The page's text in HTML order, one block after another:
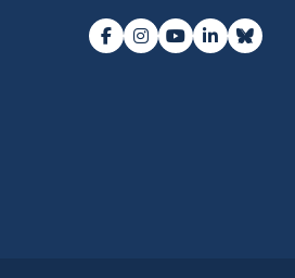
Facebook
Instagram
Youtube
LinkedInBluesky